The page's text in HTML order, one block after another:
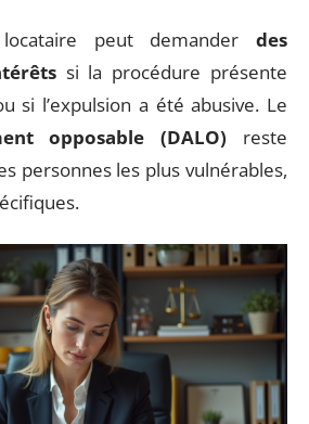
peut demander des
si la procédure présente
si l’expulsion a été abusive. Le
opposable (DALO) reste
personnes les plus vulnérables,